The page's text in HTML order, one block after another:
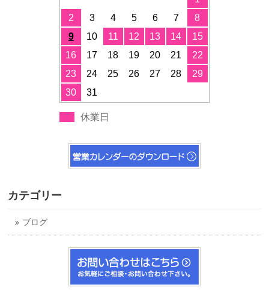
2
3 4 5 6 7
8
9
10 11 12 13 14
15
16
17 18 19 20 21
22
23
24 25 26 27 28
29
30
31
休業日
カテゴリー
ブログ